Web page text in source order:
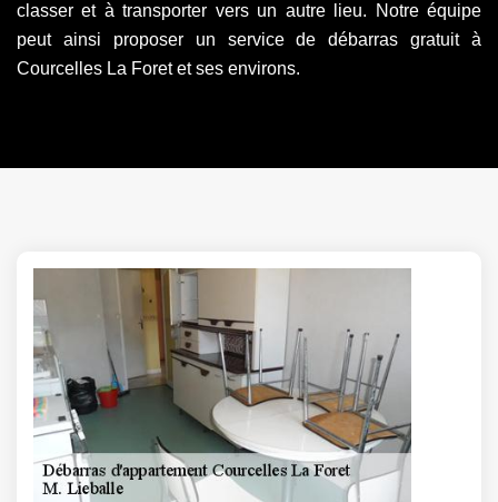
classer et à transporter vers un autre lieu. Notre équipe
peut ainsi proposer un service de débarras gratuit à
Courcelles La Foret et ses environs.